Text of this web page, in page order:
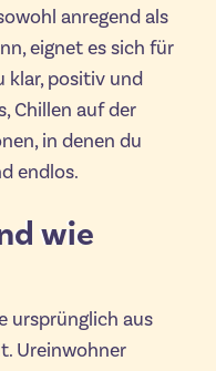
anregend als
eignet es sich für
klar, positiv und
Chillen auf der
in denen du
endlos.
wie
ursprünglich aus
Ureinwohner